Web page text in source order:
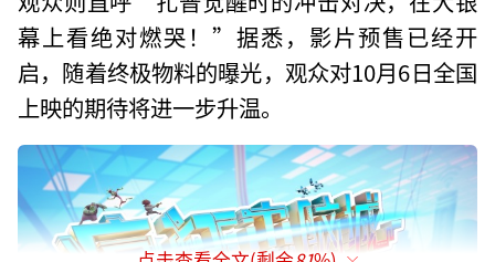
幕上看绝对燃哭！”据悉，影片预售已经开
启，随着终极物料的曝光，观众对10月6日全国
上映的期待将进一步升温。